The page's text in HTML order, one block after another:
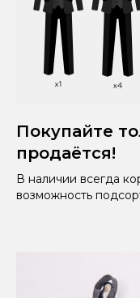
Покупайте
продаётся!
В наличии всегда
возможность